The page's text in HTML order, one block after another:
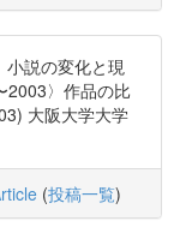
小説の変化と現
2003〉作品の比
大阪大学大学
(投稿一覧)